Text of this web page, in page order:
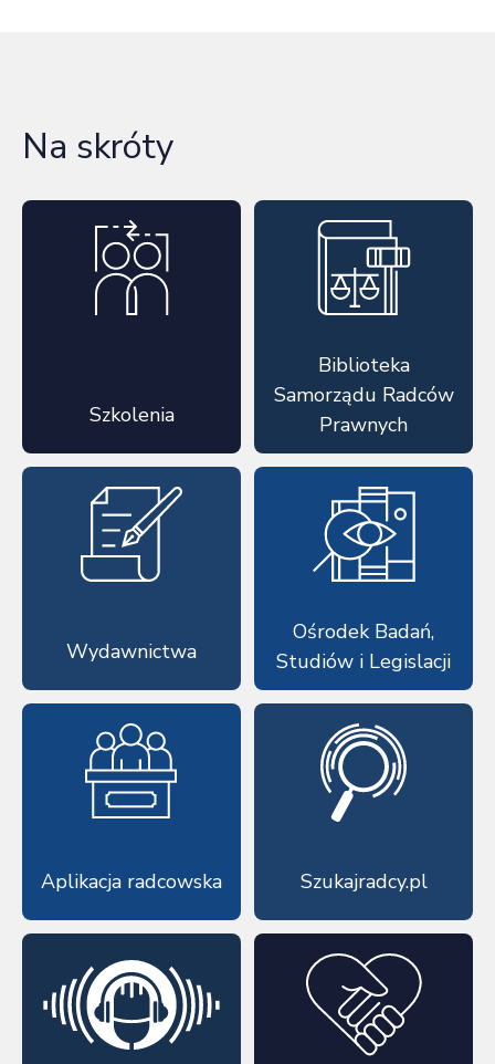
Na skróty
Szkolenia
Biblioteka
Samorządu Radców
Prawnych
Wydawnictwa
Ośrodek Badań,
Studiów i Legislacji
Aplikacja radcowska Szukajradcy.pl